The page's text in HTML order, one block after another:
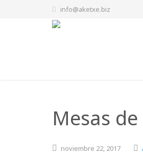
info@aketxe.biz
Mesas
noviembre 22, 2017